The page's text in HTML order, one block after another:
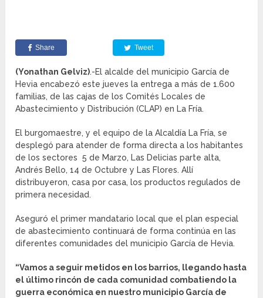
Share Tweet
(Yonathan Gelviz).-El alcalde del municipio García de
Hevia encabezó este jueves la entrega a más de 1.600
familias, de las cajas de los Comités Locales de
Abastecimiento y Distribución (CLAP) en La Fría.
El burgomaestre, y el equipo de la Alcaldía La Fría, se
desplegó para atender de forma directa a los habitantes
de los sectores 5 de Marzo, Las Delicias parte alta,
Andrés Bello, 14 de Octubre y Las Flores. Allí
distribuyeron, casa por casa, los productos regulados de
primera necesidad.
Aseguró el primer mandatario local que el plan especial
de abastecimiento continuará de forma continúa en las
diferentes comunidades del municipio García de Hevia.
“Vamos a seguir metidos en los barrios, llegando hasta
el último rincón de cada comunidad combatiendo la
guerra económica en nuestro municipio García de